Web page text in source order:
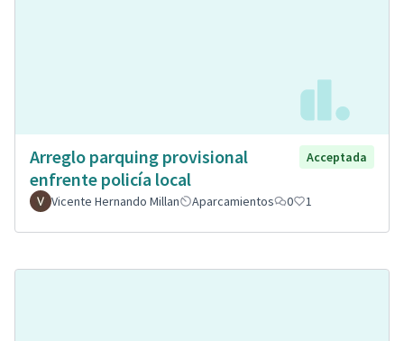
Arreglo parquing provisional
enfrente policía local
Acceptada
Vicente Hernando Millan Aparcamientos 0 1